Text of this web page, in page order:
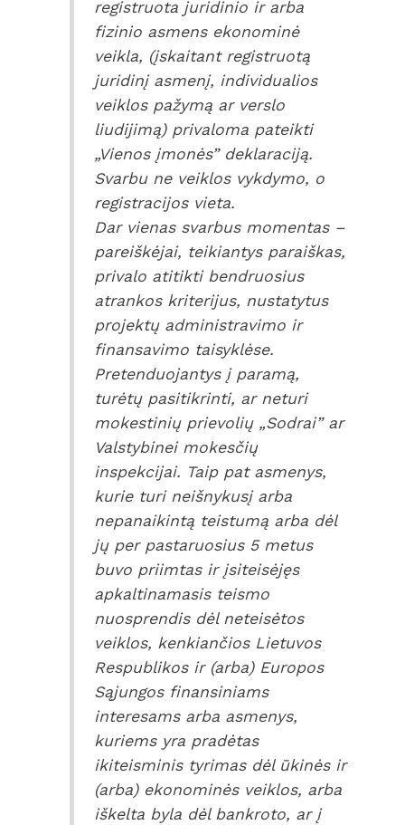
registruota juridinio ir arba
fizinio asmens ekonominė
veikla, (įskaitant registruotą
juridinį asmenį, individualios
veiklos pažymą ar verslo
liudijimą) privaloma pateikti
„Vienos įmonės” deklaraciją.
Svarbu ne veiklos vykdymo, o
registracijos vieta.
Dar vienas svarbus momentas –
pareiškėjai, teikiantys paraiškas,
privalo atitikti bendruosius
atrankos kriterijus, nustatytus
projektų administravimo ir
finansavimo taisyklėse.
Pretenduojantys į paramą,
turėtų pasitikrinti, ar neturi
mokestinių prievolių „Sodrai” ar
Valstybinei mokesčių
inspekcijai. Taip pat asmenys,
kurie turi neišnykusį arba
nepanaikintą teistumą arba dėl
jų per pastaruosius 5 metus
buvo priimtas ir įsiteisėjęs
apkaltinamasis teismo
nuosprendis dėl neteisėtos
veiklos, kenkiančios Lietuvos
Respublikos ir (arba) Europos
Sąjungos finansiniams
interesams arba asmenys,
kuriems yra pradėtas
ikiteisminis tyrimas dėl ūkinės ir
(arba) ekonominės veiklos, arba
iškelta byla dėl bankroto, ar į